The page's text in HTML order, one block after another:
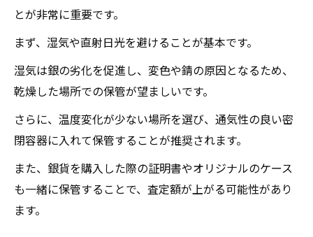
とが非常に重要です。
まず、湿気や直射日光を避けることが基本です。
湿気は銀の劣化を促進し、変色や錆の原因となるため、
乾燥した場所での保管が望ましいです。
さらに、温度変化が少ない場所を選び、通気性の良い密
閉容器に入れて保管することが推奨されます。
また、銀貨を購入した際の証明書やオリジナルのケース
も一緒に保管することで、査定額が上がる可能性があり
ます。